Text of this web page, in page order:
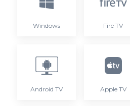
Windows Fire TV
Android TV Apple TV